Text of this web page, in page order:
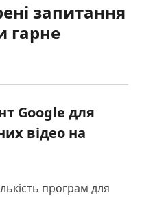
запитання
гарне
Google для
відео на
програм для